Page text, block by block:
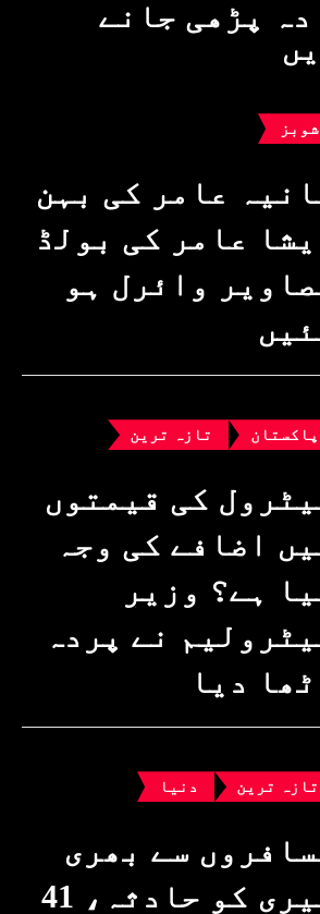
پڑھی جانے
شوبز
عامر کی بہن
عامر کی بولڈ
وائرل ہو
پاکستان تازہ ترین
کی قیمتوں
اضافے کی وجہ
ہے؟ وزیرِ
نے پردہ
دیا
تازہ ترین دنیا
سے بھری
فیری کو حادثہ، 41